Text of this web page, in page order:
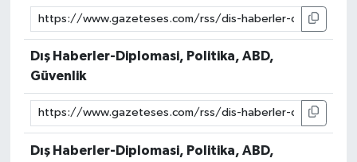
Dış Haberler-Diplomasi, Politika, ABD,
Güvenlik
Dış Haberler-Diplomasi, Politika, ABD,